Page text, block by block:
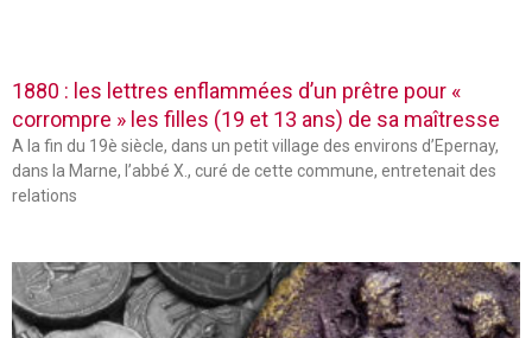
1880 : les lettres enflammées d’un prêtre pour «
corrompre » les filles (19 et 13 ans) de sa maîtresse
A la fin du 19è siècle, dans un petit village des environs d’Epernay,
dans la Marne, l’abbé X., curé de cette commune, entretenait des
relations